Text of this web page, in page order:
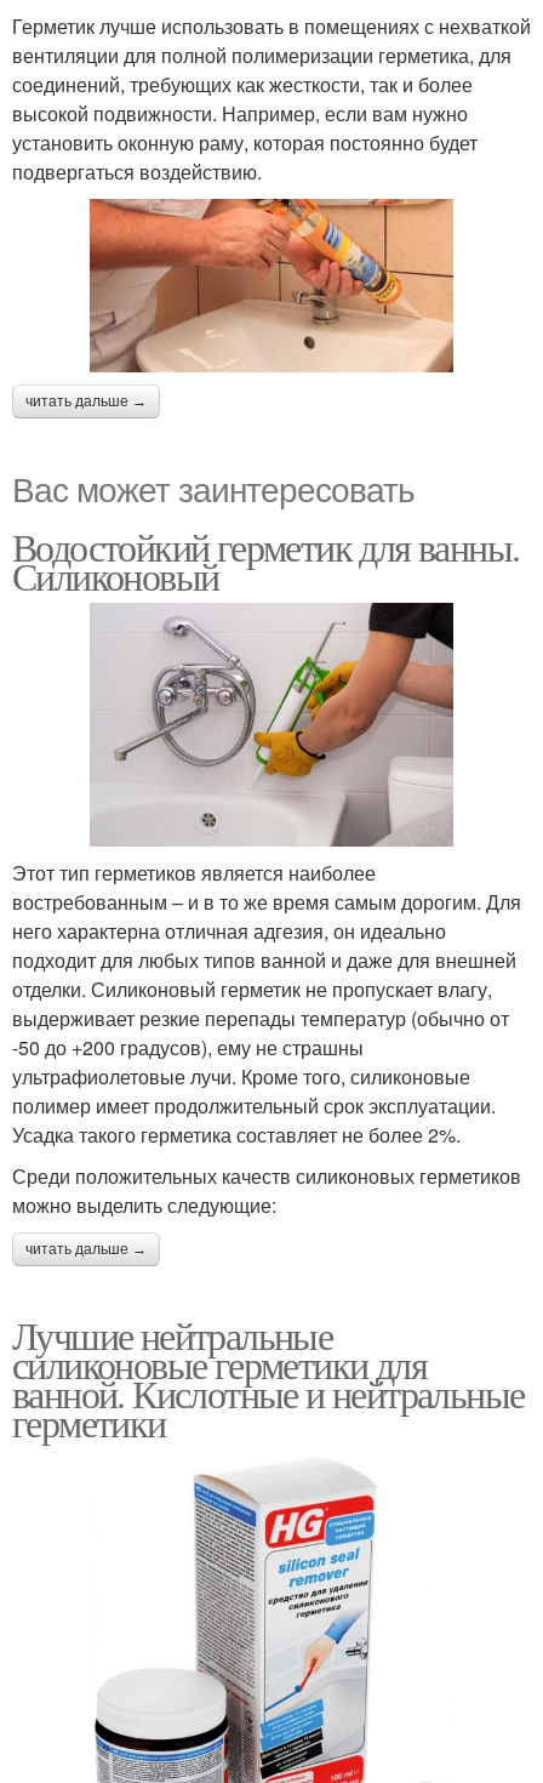
Герметик лучше использовать в помещениях с нехваткой
вентиляции для полной полимеризации герметика, для
соединений, требующих как жесткости, так и более
высокой подвижности. Например, если вам нужно
установить оконную раму, которая постоянно будет
подвергаться воздействию.
читать дальше →
Вас может заинтересовать
Водостойкий герметик для ванны.
Силиконовый
Этот тип герметиков является наиболее
востребованным – и в то же время самым дорогим. Для
него характерна отличная адгезия, он идеально
подходит для любых типов ванной и даже для внешней
отделки. Силиконовый герметик не пропускает влагу,
выдерживает резкие перепады температур (обычно от
-50 до +200 градусов), ему не страшны
ультрафиолетовые лучи. Кроме того, силиконовые
полимер имеет продолжительный срок эксплуатации.
Усадка такого герметика составляет не более 2%.
Среди положительных качеств силиконовых герметиков
можно выделить следующие:
читать дальше →
Лучшие нейтральные
силиконовые герметики для
ванной. Кислотные и нейтральные
герметики